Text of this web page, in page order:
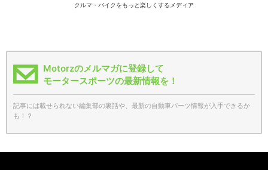
クルマ・バイクをもっと楽しくするメディア
Motorzのメルマガに登録して
モータースポーツの最新情報を！
記事には載せられない編集部の裏話や、最新の自動車パーツ情報が入手できるか
も！？